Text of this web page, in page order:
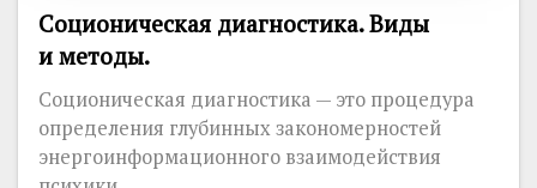
Соционическая диагностика. Виды
и методы.
Соционическая диагностика — это процедура
определения глубинных закономерностей
энергоинформационного взаимодействия